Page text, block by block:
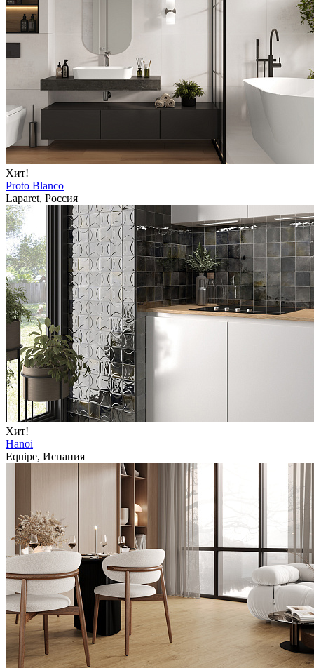
Хит!
Proto Blanco
Laparet, Россия
Хит!
Hanoi
Equipe, Испания